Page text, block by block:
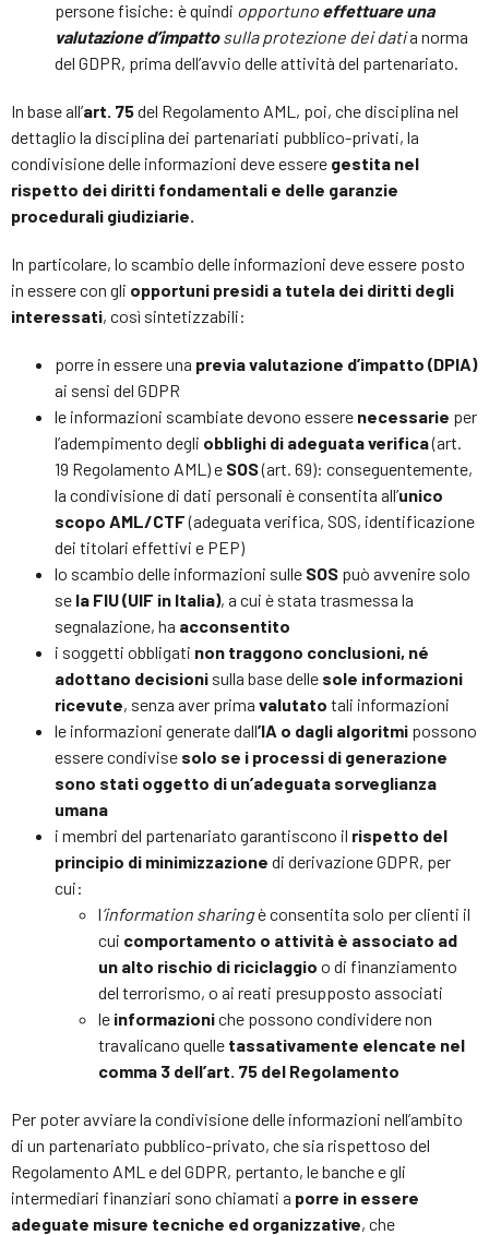
persone fisiche: è quindi opportuno effettuare una
valutazione d’impattosulla protezione dei datia norma
del GDPR, prima dell’avvio delle attività del partenariato.
In base all’art. 75del Regolamento AML, poi, che disciplina nel
dettaglio la disciplina dei partenariati pubblico-privati, la
condivisione delle informazioni deve essere gestita nel
rispetto dei diritti fondamentali e delle garanzie
procedurali giudiziarie.
In particolare, lo scambio delle informazioni deve essere posto
in essere con gli opportuni presidi a tutela dei diritti degli
interessati, così sintetizzabili:
porre in essere una previa valutazione d’impatto (DPIA)
ai sensi del GDPR
le informazioni scambiate devono essere necessarie per
l’adempimento degli obblighi di adeguata verifica(art.
19 Regolamento AML) e SOS(art. 69): conseguentemente,
la condivisione di dati personali è consentita all’unico
scopo AML/CTF(adeguata verifica, SOS, identificazione
dei titolari effettivi e PEP)
lo scambio delle informazioni sulle SOS può avvenire solo
se la FIU (UIF in Italia), a cui è stata trasmessa la
segnalazione, ha acconsentito
i soggetti obbligati non traggono conclusioni, né
adottano decisioni sulla base delle sole informazioni
ricevute, senza aver prima valutato tali informazioni
le informazioni generate dall’IA o dagli algoritmi possono
essere condivise solo se i processi di generazione
sono stati oggetto di un’adeguata sorveglianza
umana
i membri del partenariato garantiscono il rispetto del
principio di minimizzazione di derivazione GDPR, per
cui:
l’information sharingè consentita solo per clienti il
cui comportamento o attività è associato ad
un alto rischio di riciclaggio o di finanziamento
del terrorismo, o ai reati presupposto associati
le informazioniche possono condividere non
travalicano quelle tassativamente elencate nel
comma 3 dell’art. 75 del Regolamento
Per poter avviare la condivisione delle informazioni nell’ambito
di un partenariato pubblico-privato, che sia rispettoso del
Regolamento AML e del GDPR, pertanto, le banche e gli
intermediari finanziari sono chiamati a porre in essere
adeguate misure tecniche ed organizzative, che